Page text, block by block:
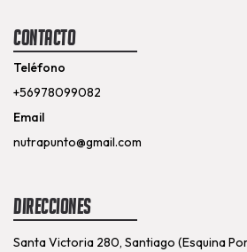
Contacto
Teléfono
+56978099082
Email
nutrapunto@gmail.com
Direcciones
Santa Victoria 280, Santiago (Esquina